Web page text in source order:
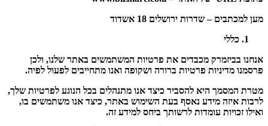
מען למכתבים – שדרות ירושלים 18 אשדוד
כללי
אנחנו בביזמרק מכבדים את פרטיות המשתמשים באתר שלנו, ולכן
פרסמנו מדיניות פרטיות ברורה ושקופה ואנו מתחייבים לפעול לפיה.
מטרת המסמך היא להסביר כיצד אנו מתנהלים בכל הנוגע לפרטיות שלך,
לרבות איזה מידע נאסף בעת השימוש באתר, כיצד אנו משתמשים בו,
ואילו זכויות עומדות לרשותך ביחס למידע זה.